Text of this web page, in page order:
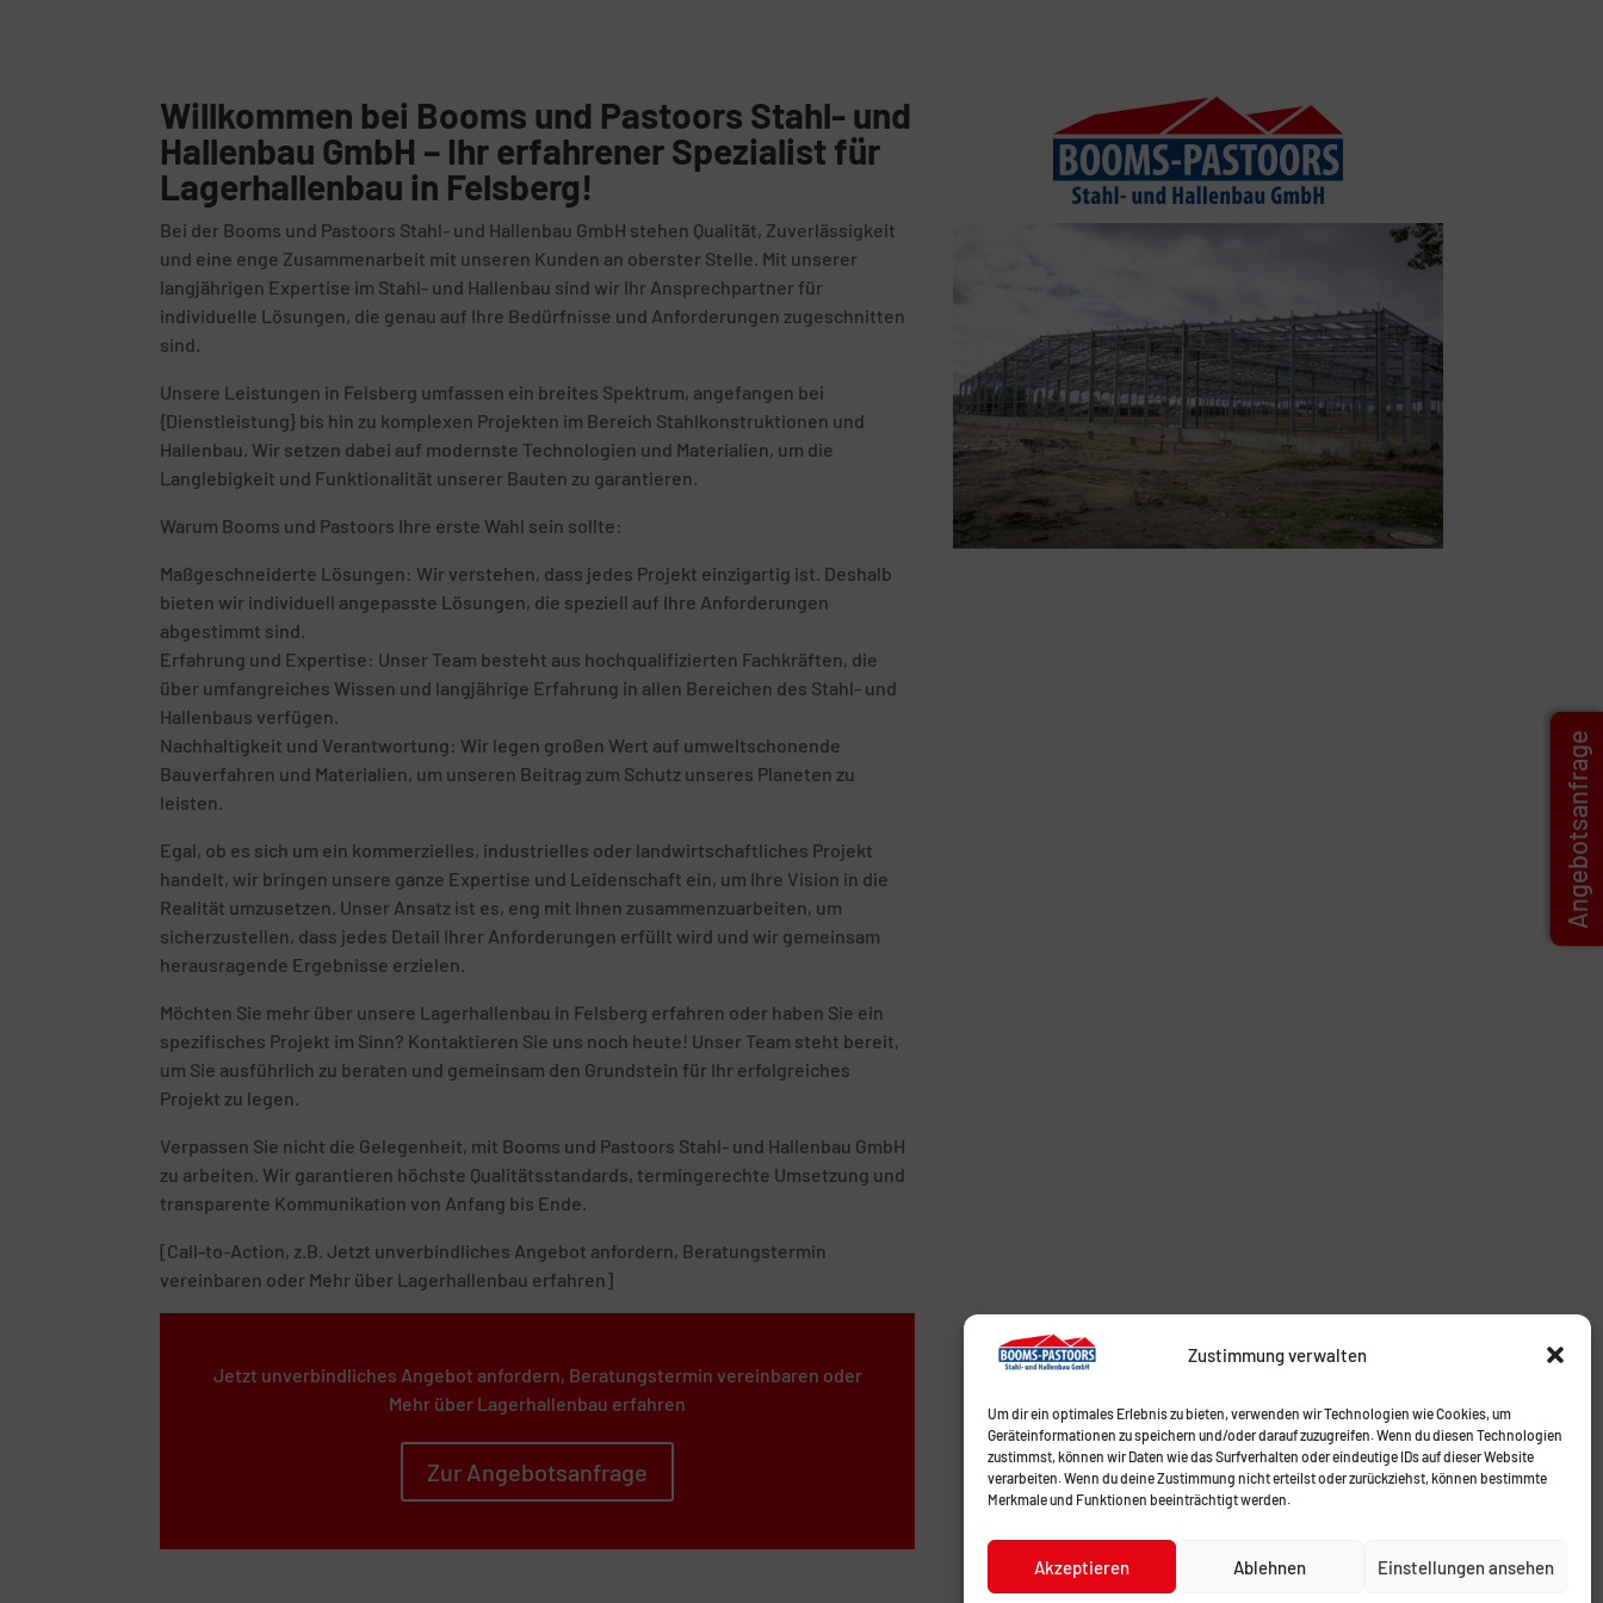
Zustimmung verwalten
Um dir ein optimales Erlebnis zu bieten, verwenden wir Technologien wie Cookies, um
Geräteinformationen zu speichern und/oder darauf zuzugreifen. Wenn du diesen Technologien
zustimmst, können wir Daten wie das Surfverhalten oder eindeutige IDs auf dieser Website
verarbeiten. Wenn du deine Zustimmung nicht erteilst oder zurückziehst, können bestimmte
Merkmale und Funktionen beeinträchtigt werden.
Akzeptieren Ablehnen Einstellungen ansehen
Willkommen bei Booms und Pastoors Stahl- und
Hallenbau GmbH – Ihr erfahrener Spezialist für
Lagerhallenbau in Felsberg!
Bei der Booms und Pastoors Stahl- und Hallenbau GmbH stehen Qualität, Zuverlässigkeit
und eine enge Zusammenarbeit mit unseren Kunden an oberster Stelle. Mit unserer
langjährigen Expertise im Stahl- und Hallenbau sind wir Ihr Ansprechpartner für
individuelle Lösungen, die genau auf Ihre Bedürfnisse und Anforderungen zugeschnitten
sind.
Unsere Leistungen in Felsberg umfassen ein breites Spektrum, angefangen bei
{Dienstleistung} bis hin zu komplexen Projekten im Bereich Stahlkonstruktionen und
Hallenbau. Wir setzen dabei auf modernste Technologien und Materialien, um die
Langlebigkeit und Funktionalität unserer Bauten zu garantieren.
Warum Booms und Pastoors Ihre erste Wahl sein sollte:
Maßgeschneiderte Lösungen: Wir verstehen, dass jedes Projekt einzigartig ist. Deshalb
bieten wir individuell angepasste Lösungen, die speziell auf Ihre Anforderungen
abgestimmt sind.
Erfahrung und Expertise: Unser Team besteht aus hochqualifizierten Fachkräften, die
über umfangreiches Wissen und langjährige Erfahrung in allen Bereichen des Stahl- und
Hallenbaus verfügen.
Nachhaltigkeit und Verantwortung: Wir legen großen Wert auf umweltschonende
Bauverfahren und Materialien, um unseren Beitrag zum Schutz unseres Planeten zu
leisten.
Egal, ob es sich um ein kommerzielles, industrielles oder landwirtschaftliches Projekt
handelt, wir bringen unsere ganze Expertise und Leidenschaft ein, um Ihre Vision in die
Realität umzusetzen. Unser Ansatz ist es, eng mit Ihnen zusammenzuarbeiten, um
sicherzustellen, dass jedes Detail Ihrer Anforderungen erfüllt wird und wir gemeinsam
herausragende Ergebnisse erzielen.
Möchten Sie mehr über unsere Lagerhallenbau in Felsberg erfahren oder haben Sie ein
spezifisches Projekt im Sinn? Kontaktieren Sie uns noch heute! Unser Team steht bereit,
um Sie ausführlich zu beraten und gemeinsam den Grundstein für Ihr erfolgreiches
Projekt zu legen.
Verpassen Sie nicht die Gelegenheit, mit Booms und Pastoors Stahl- und Hallenbau GmbH
zu arbeiten. Wir garantieren höchste Qualitätsstandards, termingerechte Umsetzung und
transparente Kommunikation von Anfang bis Ende.
[Call-to-Action, z.B. Jetzt unverbindliches Angebot anfordern, Beratungstermin
vereinbaren oder Mehr über Lagerhallenbau erfahren]
Jetzt unverbindliches Angebot anfordern, Beratungstermin vereinbaren oder
Mehr über Lagerhallenbau erfahren
Zur Angebotsanfrage
Angebotsanfrage